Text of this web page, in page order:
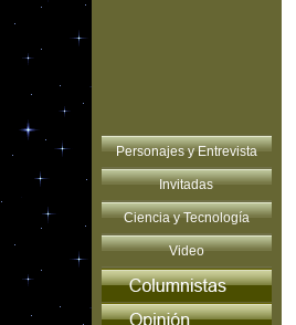
Personajes y Entrevista
Invitadas
Ciencia y Tecnología
Video